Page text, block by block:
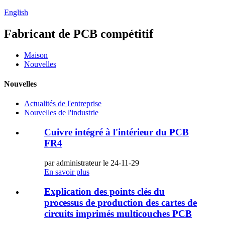
English
Fabricant de PCB compétitif
Maison
Nouvelles
Nouvelles
Actualités de l'entreprise
Nouvelles de l'industrie
Cuivre intégré à l'intérieur du PCB
FR4
par administrateur le 24-11-29
En savoir plus
Explication des points clés du
processus de production des cartes de
circuits imprimés multicouches PCB